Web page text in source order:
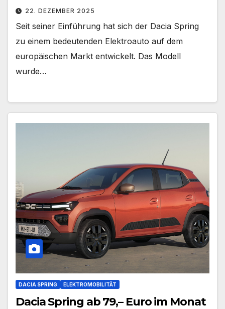
22. DEZEMBER 2025
Seit seiner Einführung hat sich der Dacia Spring
zu einem bedeutenden Elektroauto auf dem
europäischen Markt entwickelt. Das Modell
wurde…
DACIA SPRING ELEKTROMOBILITÄT
Dacia Spring ab 79,– Euro im Monat